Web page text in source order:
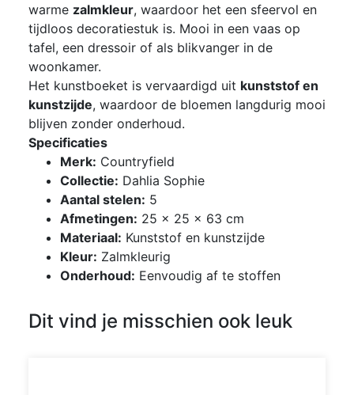
warme zalmkleur, waardoor het een sfeervol en
tijdloos decoratiestuk is. Mooi in een vaas op
tafel, een dressoir of als blikvanger in de
woonkamer.
Het kunstboeket is vervaardigd uit kunststof en
kunstzijde, waardoor de bloemen langdurig mooi
blijven zonder onderhoud.
Specificaties
Merk: Countryfield
Collectie: Dahlia Sophie
Aantal stelen: 5
Afmetingen: 25 × 25 × 63 cm
Materiaal: Kunststof en kunstzijde
Kleur: Zalmkleurig
Onderhoud: Eenvoudig af te stoffen
Dit vind je misschien ook leuk